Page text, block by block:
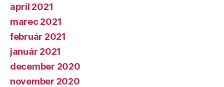
apríl 2021
marec 2021
február 2021
január 2021
december 2020
november 2020